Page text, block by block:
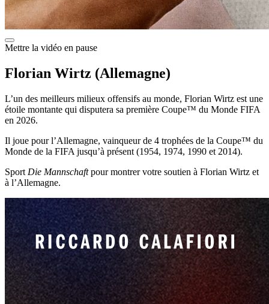
Mettre la vidéo en pause
Florian Wirtz (Allemagne)
L’un des meilleurs milieux offensifs au monde, Florian Wirtz est une
étoile montante qui disputera sa première Coupe™ du Monde FIFA
en 2026.
Il joue pour l’Allemagne, vainqueur de 4 trophées de la Coupe™ du
Monde de la FIFA jusqu’à présent (1954, 1974, 1990 et 2014).
Sport Die Mannschaftpour montrer votre soutien à Florian Wirtz et
à l’Allemagne.